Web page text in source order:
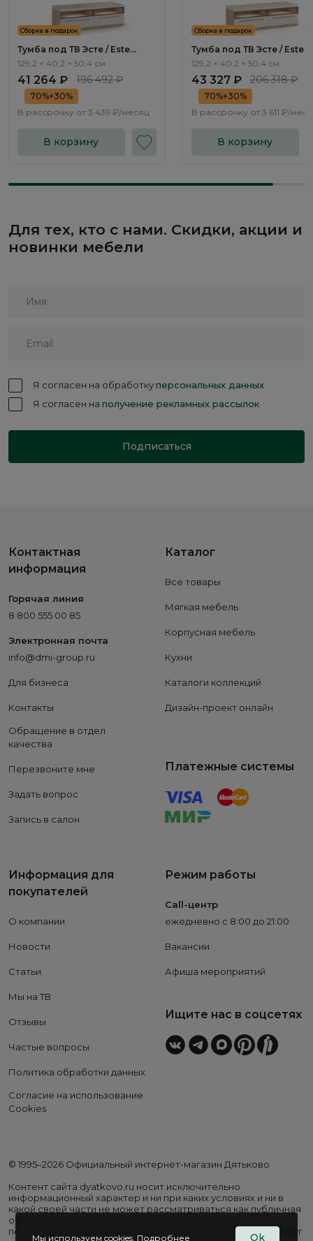
Сборка в подарок
Тумба под ТВ Эсте / Este
ST501.2
129,2 × 40,2 × 50,4 см
41 264 ₽ 196 492 ₽
70%+30%
В рассрочку от 3 439 ₽/месяц
В корзину
Сборка в подарок
Тумба под ТВ Эсте / Este
ST501.4
129,2 × 40,2 × 50,4 см
43 327 ₽ 206 318 ₽
70%+30%
В рассрочку от 3 611 ₽/
В корзину
Для тех, кто с нами. Скидки, акции и
новинки мебели
Я согласен на обработкуперсональных данных
Я согласен на получение рекламных рассылок
Подписаться
Контактная
информация
Горячая линия
8 800 555 00 85
Электронная почта
info@dmi-group.ru
Для бизнеса
Контакты
Обращение в отдел
качества
Перезвоните мне
Задать вопрос
Запись в салон
Каталог
Все товары
Мягкая мебель
Корпусная мебель
Кухни
Каталоги коллекций
Дизайн-проект онлайн
Платежные системы
Информация для
покупателей
О компании
Новости
Статьи
Мы на ТВ
Отзывы
Частые вопросы
Политика обработки данных
Согласие на использование
Cookies
Режим работы
Call-центр
ежедневно с 8:00 до 21:00
Вакансии
Афиша мероприятий
Ищите нас в соцсетях
© 1995–2026 Официальный интернет-магазин Дятьково
Контент сайта dyatkovo.ru носит исключительно
информационный характер и ни при каких условиях и ни в
какой своей части не может рассматриваться как публичная
оферта. Внешний вид, комплектация и стоимость
поставляемой продукции, а также перечень сервисных услуг
Мы используем cookies. Подробнее Ok